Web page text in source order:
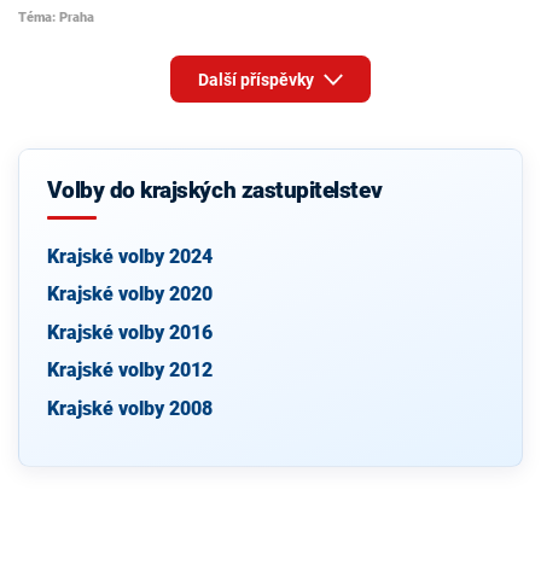
Téma: Praha
Další příspěvky
Volby do krajských zastupitelstev
Krajské volby 2024
Krajské volby 2020
Krajské volby 2016
Krajské volby 2012
Krajské volby 2008